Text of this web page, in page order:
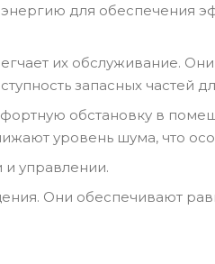
для обеспечения
их обслуживание.
запасных частей
обстановку в
уровень шума, что
и управлении.
Они обеспечивают